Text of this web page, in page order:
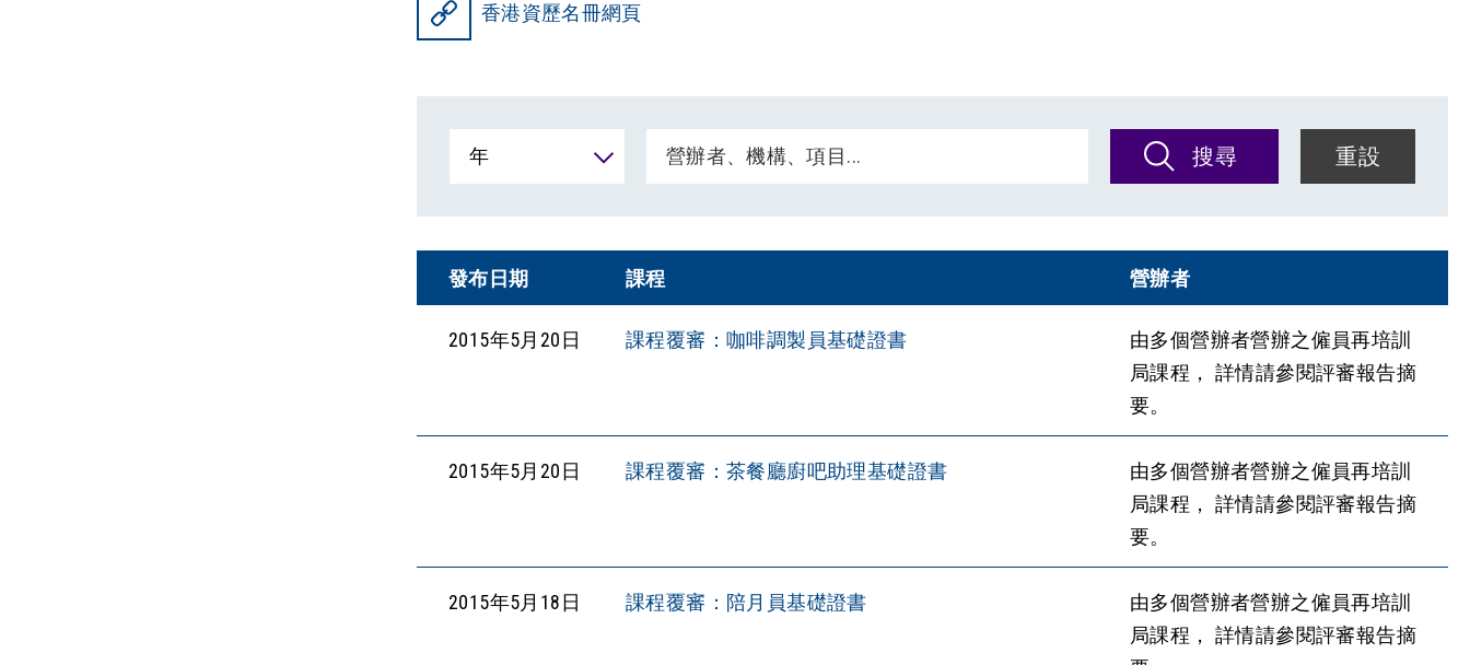
香港資歷名冊網頁
年 搜尋 重設
發布日期 課程 營辦者
2015年5月20日 課程覆審：咖啡調製員基礎證書
由多個營辦者營辦之僱員再培訓
局課程， 詳情請參閱評審報告摘
要。
2015年5月20日 課程覆審：茶餐廳廚吧助理基礎證書
由多個營辦者營辦之僱員再培訓
局課程， 詳情請參閱評審報告摘
要。
2015年5月18日 課程覆審：陪月員基礎證書
由多個營辦者營辦之僱員再培訓
局課程， 詳情請參閱評審報告摘